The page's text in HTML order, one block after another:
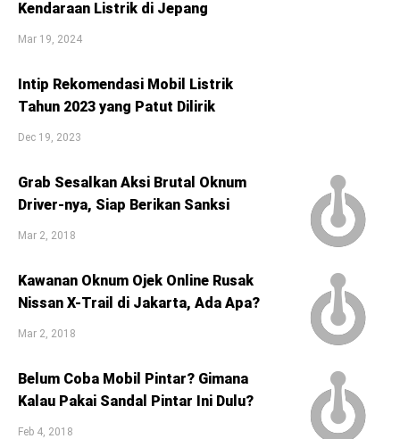
Kendaraan Listrik di Jepang
Mar 19, 2024
Intip Rekomendasi Mobil Listrik
Tahun 2023 yang Patut Dilirik
Dec 19, 2023
Grab Sesalkan Aksi Brutal Oknum
Driver-nya, Siap Berikan Sanksi
Mar 2, 2018
Kawanan Oknum Ojek Online Rusak
Nissan X-Trail di Jakarta, Ada Apa?
Mar 2, 2018
Belum Coba Mobil Pintar? Gimana
Kalau Pakai Sandal Pintar Ini Dulu?
Feb 4, 2018